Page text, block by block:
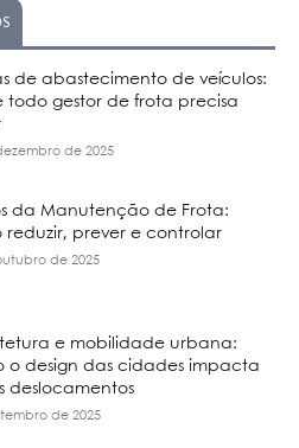
de abastecimento de veículos:
todo gestor de frota precisa
de 2025
da Manutenção de Frota:
reduzir, prever e controlar
de 2025
e mobilidade urbana:
o design das cidades impacta
deslocamentos
de 2025